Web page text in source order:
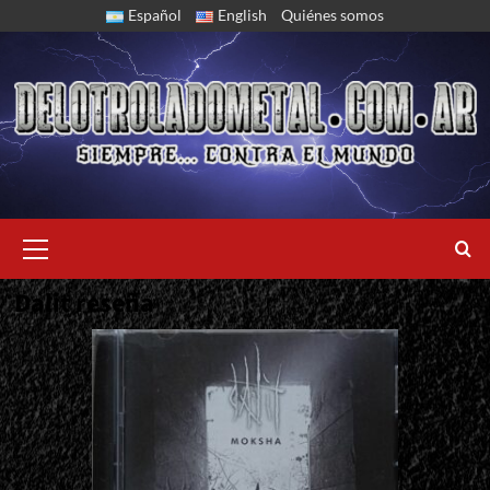
Español English Quiénes somos
Menu
Dalit reseña